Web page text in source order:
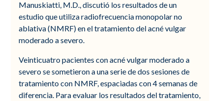
Manuskiatti, M.D., discutió los resultados de un
estudio que utiliza radiofrecuencia monopolar no
ablativa (NMRF) en el tratamiento del acné vulgar
moderado a severo.
Veinticuatro pacientes con acné vulgar moderado a
severo se sometieron a una serie de dos sesiones de
tratamiento con NMRF, espaciadas con 4 semanas de
diferencia. Para evaluar los resultados del tratamiento,